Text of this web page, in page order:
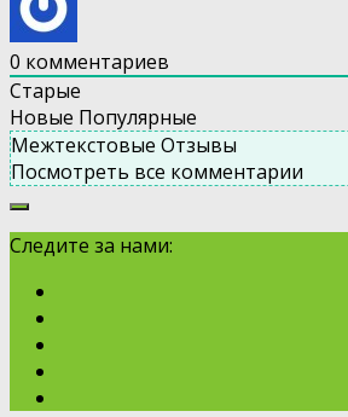
0 комментариев
Старые
Новые Популярные
Межтекстовые Отзывы
Посмотреть все комментарии
Следите за нами: